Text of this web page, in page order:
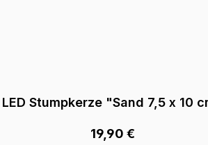
LED Stumpkerze "Sand 7,5 x 10
19,90 €